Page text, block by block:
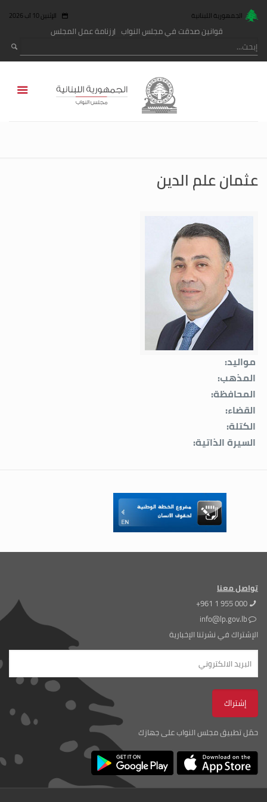
الجمهورية اللبنانية الإثنين 10 آب 2026
قوانين صدقت في مجلس النواب رزنامة عمل المجلس
عثمان علم الدين
مواليد:
المذهب:
المحافظة:
القضاء:
الكتلة:
السيرة الذاتية:
تواصل معنا
+961 1 955 000
info@lp.gov.lb
الإشتراك في نشرتنا الإخبارية
حمّل تطبيق مجلس النواب على جهازك